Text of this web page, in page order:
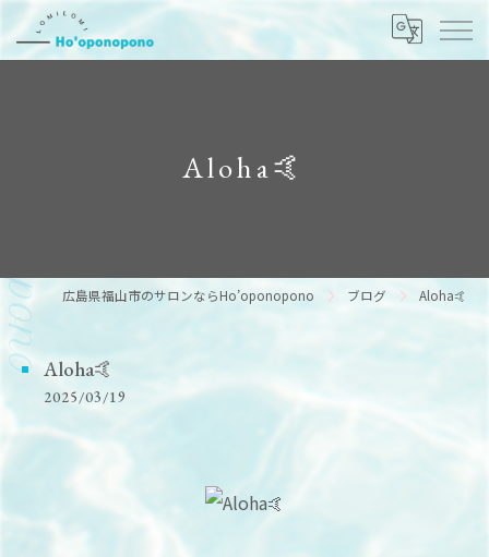
Aloha🤙
広島県福山市のサロンならHo’oponopono ブログ Aloha🤙
Aloha🤙
2025/03/19